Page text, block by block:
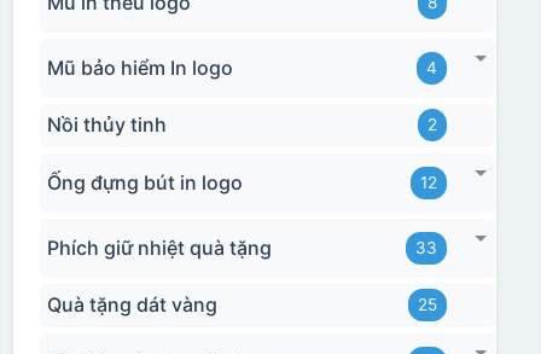
Mũ bảo hiểm In logo 4
Nồi thủy tinh 2
Ống đựng bút in logo 12
Phích giữ nhiệt quà tặng 33
Quà tặng dát vàng 25